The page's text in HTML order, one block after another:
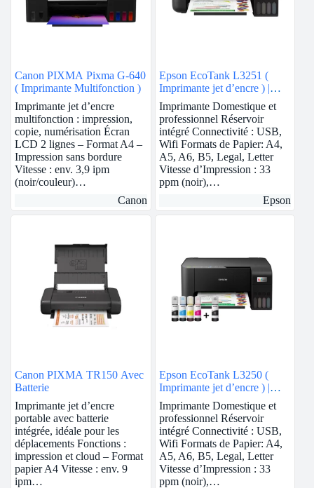
Canon PIXMA Pixma G-640
( Imprimante Multifonction )
Imprimante jet d’encre
multifonction : impression,
copie, numérisation Écran
LCD 2 lignes – Format A4 –
Impression sans bordure
Vitesse : env. 3,9 ipm
(noir/couleur)…
Canon
Epson EcoTank L3251 (
Imprimante jet d’encre ) |
Wifi
Imprimante Domestique et
professionnel Réservoir
intégré Connectivité : USB,
Wifi Formats de Papier: A4,
A5, A6, B5, Legal, Letter
Vitesse d’Impression : 33
ppm (noir),…
Epson
Canon PIXMA TR150 Avec
Batterie
Imprimante jet d’encre
portable avec batterie
intégrée, idéale pour les
déplacements Fonctions :
impression et cloud – Format
papier A4 Vitesse : env. 9
ipm…
Epson EcoTank L3250 (
Imprimante jet d’encre ) |
Wifi
Imprimante Domestique et
professionnel Réservoir
intégré Connectivité : USB,
Wifi Formats de Papier: A4,
A5, A6, B5, Legal, Letter
Vitesse d’Impression : 33
ppm (noir),…